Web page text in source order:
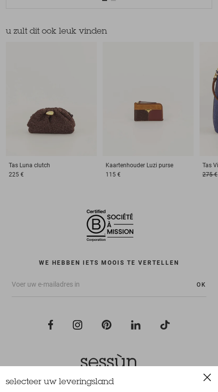
u zult dit ook leuk vinden
Tas Luna clutch
225 €
Kaartenhouder Luzi purse
115 €
Tas
275 €
WE HEBBEN IETS MOOIS TE VERTELLEN
OK
Alle rechten voorbehouden Sessùn 2022
selecteer uw leveringsland